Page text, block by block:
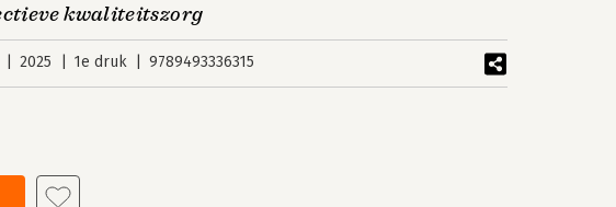
kwaliteitszorg
2025 1e druk 9789493336315